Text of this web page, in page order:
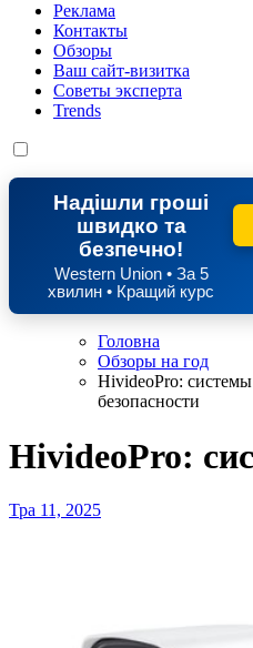
Реклама
Контакты
Обзоры
Ваш сайт-визитка
Советы эксперта
Trends
Надішли гроші
швидко та
безпечно!
Western Union • За 5
хвилин • Кращий курс
Головна
Обзоры на год
HivideoPro:
безопасности
HivideoPro:
Тра 11, 2025